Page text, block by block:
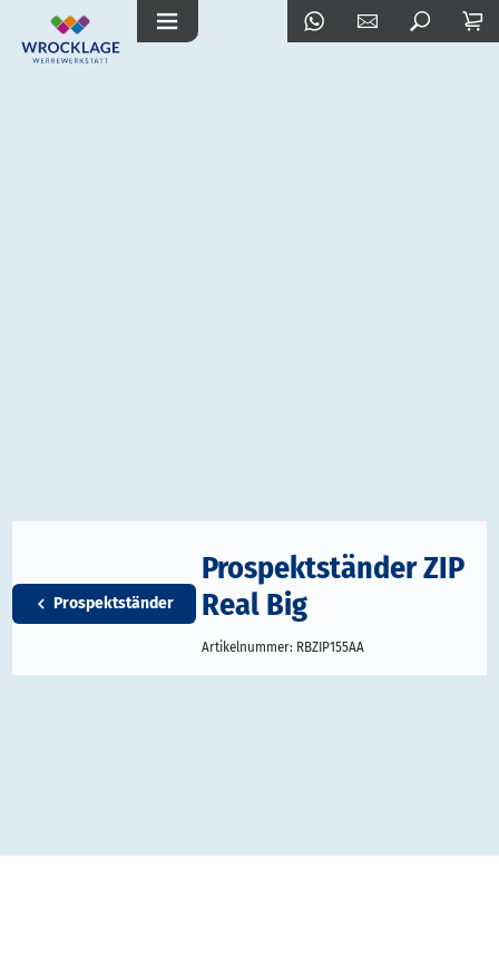
Prospektständer
Prospektständer ZIP
Real Big
Artikelnummer: RBZIP155AA